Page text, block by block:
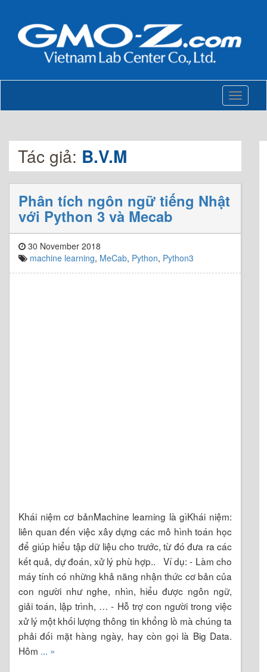
Toggle
Tác giả: B.V.M
Phân tích ngôn ngữ tiếng Nhật
với Python 3 và Mecab
30 November 2018
machine learning, MeCab, Python, Python3
Khái niệm cơ bảnMachine learning là gìKhái niệm:
liên quan đến việc xây dựng các mô hình toán học
để giúp hiểu tập dữ liệu cho trước, từ đó đưa ra các
kết quả, dự đoán, xử lý phù hợp.. Ví dụ: - Làm cho
máy tính có những khả năng nhận thức cơ bản của
con người như nghe, nhìn, hiểu được ngôn ngữ,
giải toán, lập trình, … - Hỗ trợ con người trong việc
xử lý một khối lượng thông tin khổng lồ mà chúng ta
phải đối mặt hàng ngày, hay còn gọi là Big Data.
Hôm ... »